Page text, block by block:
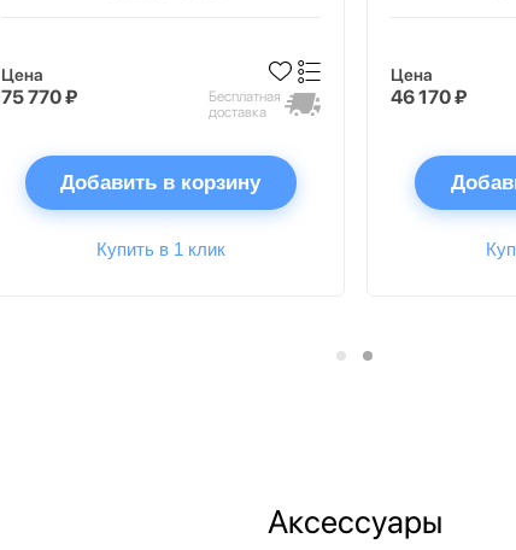
Цена
75 770 ₽
Бесплатная
доставка
Добавить в корзину
Купить в 1 клик
Цена
46 170 ₽
Аксессуары